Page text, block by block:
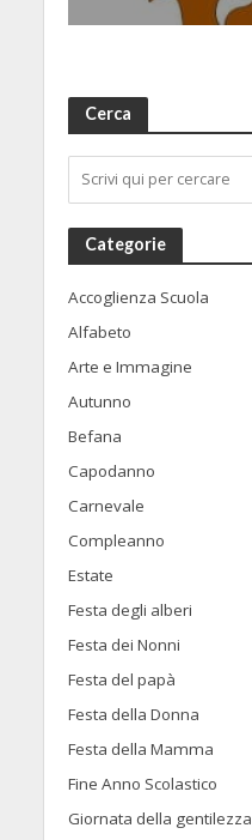
Cerca
Categorie
Accoglienza Scuola
Alfabeto
Arte e Immagine
Autunno
Befana
Capodanno
Carnevale
Compleanno
Estate
Festa degli alberi
Festa dei Nonni
Festa del papà
Festa della Donna
Festa della Mamma
Fine Anno Scolastico
Giornata della gentilezza